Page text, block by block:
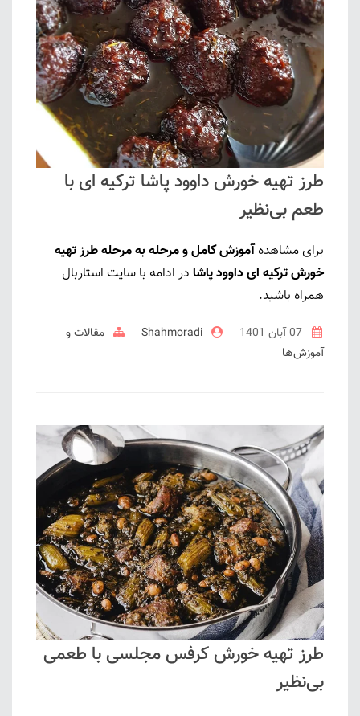
طرز تهیه خورش داوود پاشا ترکیه ای با
طعم بی‌نظیر
برای مشاهدهآموزش کامل و مرحله به مرحله طرز تهیه
خورش ترکیه ای داوود پاشا در ادامه با سایت استاربال
همراه باشید.
Shahmoradi
مقالات و
آموزش‌ها
طرز تهیه خورش کرفس مجلسی با طعمی
بی‌نظیر